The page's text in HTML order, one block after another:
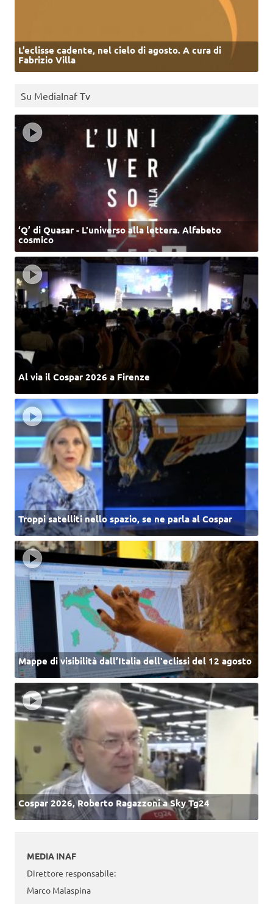
L’eclisse cadente, nel cielo di agosto. A cura di
Fabrizio Villa
Su MediaInaf Tv
‘Q’ di Quasar - L'universo alla lettera. Alfabeto
cosmico
Al via il Cospar 2026 a Firenze
Troppi satelliti nello spazio, se ne parla al Cospar
Mappe di visibilità dall’Italia dell'eclissi del 12 agosto
Cospar 2026, Roberto Ragazzoni a Sky Tg24
MEDIA INAF
Direttore responsabile:
Marco Malaspina